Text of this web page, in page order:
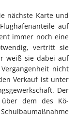
nächste Karte und
auf
immer noch eine
vertritt sie
weiß sie dabei auf
nicht
Verkauf ist unter
Der
über dem des Kö-